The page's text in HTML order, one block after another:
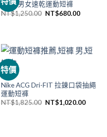
NIKE 男女速乾運動短褲
NT$1,250.00 NT$680.00
特價
NIKE
Nike ACG Dri-FIT 拉鍊口袋抽繩
運動短褲
NT$1,825.00 NT$1,020.00